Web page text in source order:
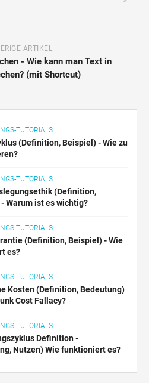
ARTIKEL
- Wie kann man Text in
(mit Shortcut)
TUTORIALS
(Definition, Beispiel) - Wie zu
TUTORIALS
(Definition,
Warum ist es wichtig?
TUTORIALS
(Definition, Beispiel) - Wie
es?
TUTORIALS
Kosten (Definition, Bedeutung)
Cost Fallacy?
TUTORIALS
Definition -
Nutzen) Wie funktioniert es?